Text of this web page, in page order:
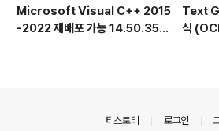
Microsoft Visual C++ 2015
-2022 재배포 가능 14.50.356
Text
식
티스토리 로그인